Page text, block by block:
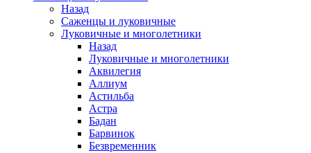
Назад
Саженцы и луковичные
Луковичные и многолетники
Назад
Луковичные и многолетники
Аквилегия
Аллиум
Астильба
Астра
Бадан
Барвинок
Безвременник